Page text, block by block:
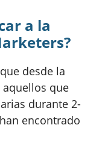
a la
desde la
que
durante 2-
encontrado